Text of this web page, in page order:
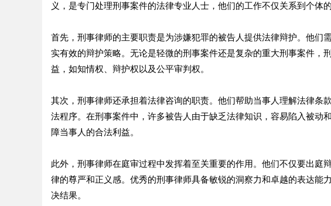
义，是专门处理刑事案件的法律专业人士，他们的工作不仅关系到个体
首先，刑事律师的主要职责是为涉嫌犯罪的被告人提供法律辩护。他们
实有效的辩护策略。无论是轻微的刑事案件还是复杂的重大刑事案件，
益，如知情权、辩护权以及公平审判权。
其次，刑事律师还承担着法律咨询的职责。他们帮助当事人理解法律条
法程序。在刑事案件中，许多被告人由于缺乏法律知识，容易陷入被动
障当事人的合法利益。
此外，刑事律师在庭审过程中发挥着至关重要的作用。他们不仅要出庭
律的尊严和正义感。优秀的刑事律师具备敏锐的洞察力和卓越的表达能
决结果。